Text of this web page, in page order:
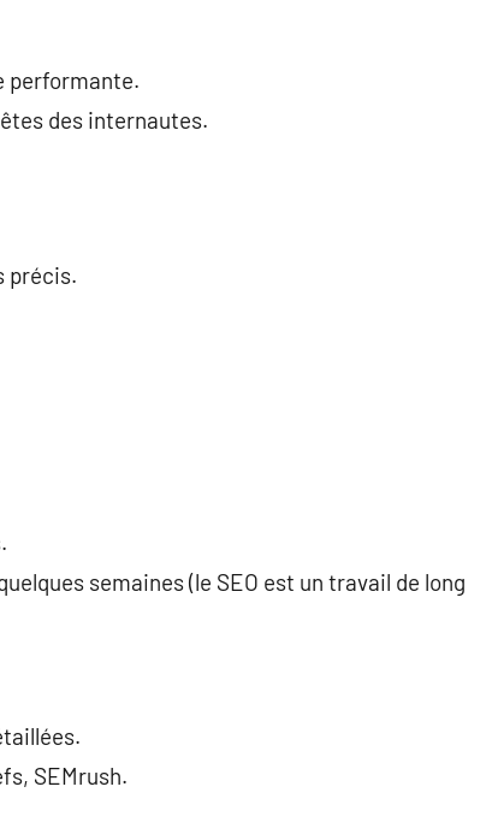
performante.
des internautes.
précis.
semaines (le SEO est un travail de long
SEMrush.